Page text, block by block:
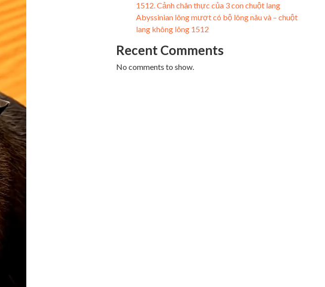
1512. Cảnh chân thực của 3 con chuột lang
Abyssinian lông mượt có bộ lông nâu và – chuột
lang không lông 1512
Recent Comments
No comments to show.